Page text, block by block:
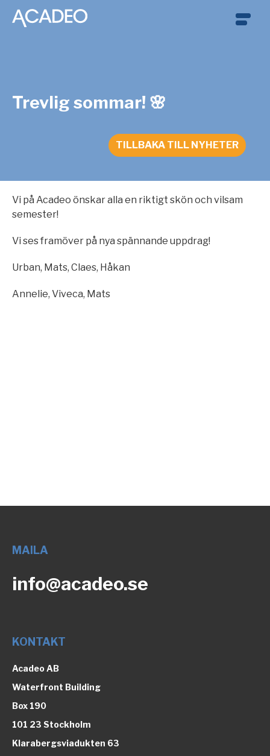
Trevlig sommar! 🌸
TILLBAKA TILL NYHETER
Vi på Acadeo önskar alla en riktigt skön och vilsam
semester!
Vi ses framöver på nya spännande uppdrag!
Urban, Mats, Claes, Håkan
Annelie, Viveca, Mats
MAILA
info@acadeo.se
KONTAKT
Acadeo AB
Waterfront Building
Box 190
101 23 Stockholm
Klarabergsviadukten 63